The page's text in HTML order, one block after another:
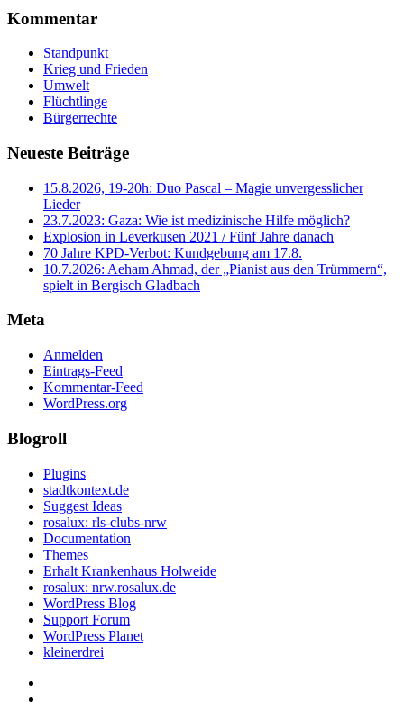
Kommentar
Standpunkt
Krieg und Frieden
Umwelt
Flüchtlinge
Bürgerrechte
Neueste Beiträge
15.8.2026, 19-20h: Duo Pascal – Magie unvergesslicher
Lieder
23.7.2023: Gaza: Wie ist medizinische Hilfe möglich?
Explosion in Leverkusen 2021 / Fünf Jahre danach
70 Jahre KPD‑Verbot: Kundgebung am 17.8.
10.7.2026: Aeham Ahmad, der „Pianist aus den Trümmern“,
spielt in Bergisch Gladbach
Meta
Anmelden
Eintrags-Feed
Kommentar-Feed
WordPress.org
Blogroll
Plugins
stadtkontext.de
Suggest Ideas
rosalux: rls-clubs-nrw
Documentation
Themes
Erhalt Krankenhaus Holweide
rosalux: nrw.rosalux.de
WordPress Blog
Support Forum
WordPress Planet
kleinerdrei